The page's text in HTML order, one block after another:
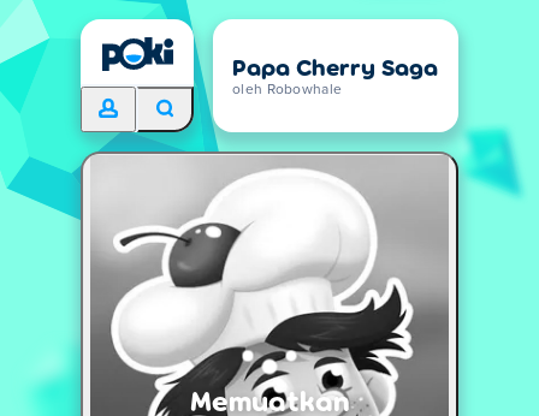
Papa Cherry Saga
oleh Robowhale
Memuatkan